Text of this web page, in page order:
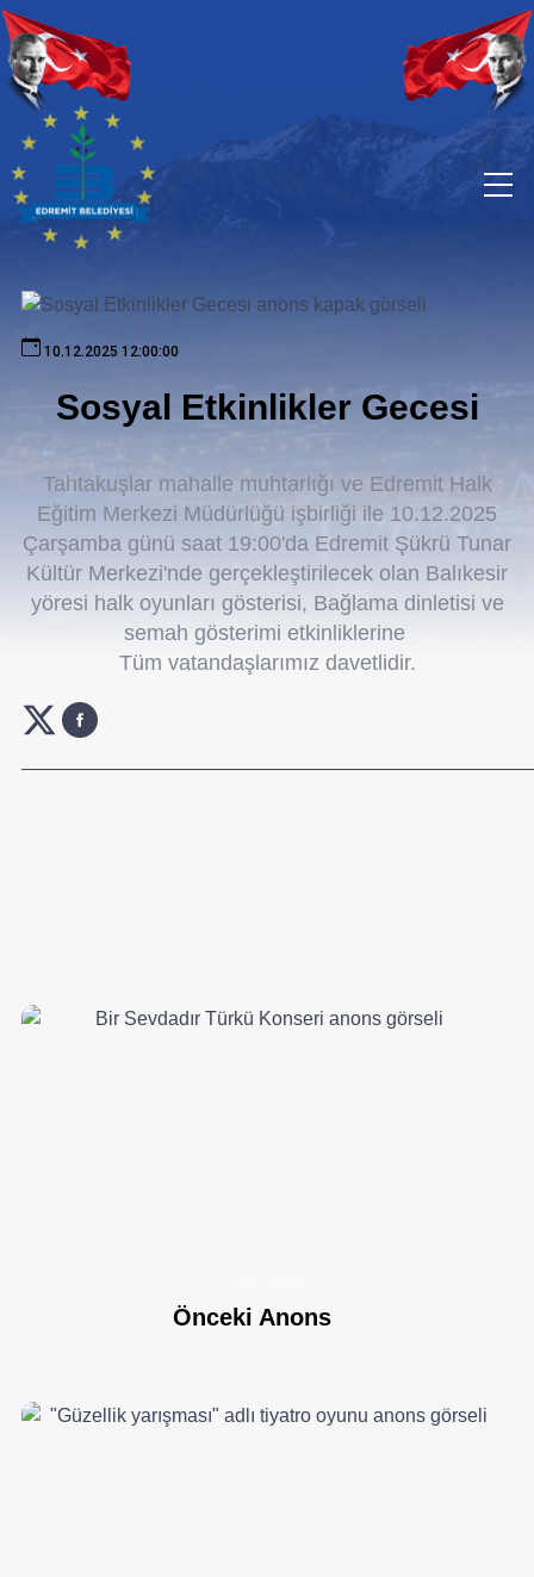
10.12.2025 12:00:00
Sosyal Etkinlikler Gecesi
Tahtakuşlar mahalle muhtarlığı ve Edremit Halk
Eğitim Merkezi Müdürlüğü işbirliği ile 10.12.2025
Çarşamba günü saat 19:00'da Edremit Şükrü Tunar
Kültür Merkezi'nde gerçekleştirilecek olan Balıkesir
yöresi halk oyunları gösterisi, Bağlama dinletisi ve
semah gösterimi etkinliklerine
Tüm vatandaşlarımız davetlidir.
Önceki Anons